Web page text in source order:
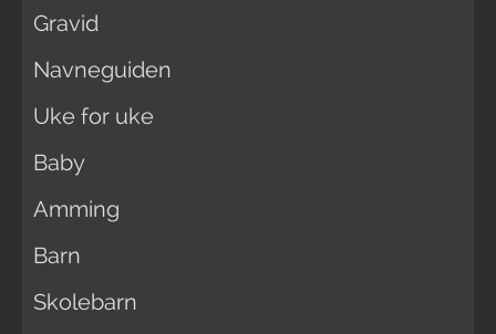
Gravid
Navneguiden
Uke for uke
Baby
Amming
Barn
Skolebarn